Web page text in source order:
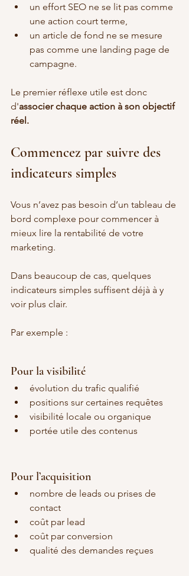
un effort SEO ne se lit pas comme
une action court terme,
un article de fond ne se mesure
pas comme une landing page de
campagne.
Le premier réflexe utile est donc
d'associer chaque action à son objectif
réel.
Commencez par suivre des
indicateurs simples
Vous n’avez pas besoin d’un tableau de
bord complexe pour commencer à
mieux lire la rentabilité de votre
marketing.
Dans beaucoup de cas, quelques
indicateurs simples suffisent déjà à y
voir plus clair.
Par exemple :
Pour la visibilité
évolution du trafic qualifié
positions sur certaines requêtes
visibilité locale ou organique
portée utile des contenus
Pour l’acquisition
nombre de leads ou prises de
contact
coût par lead
coût par conversion
qualité des demandes reçues